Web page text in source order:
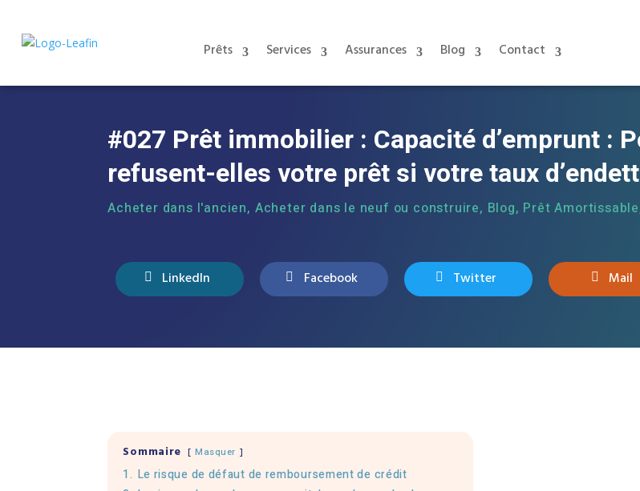
Prêts Services Assurances Blog Contact
#027 Prêt immobilier : Capacité d’emprunt :
refusent-elles votre prêt si votre taux
Acheter dans l'ancien, Acheter dans le neuf ou construire, Blog, Prêt Amortissable
LinkedIn Facebook Twitter Mail
Sommaire Masquer
1. Le risque de défaut de remboursement de crédit